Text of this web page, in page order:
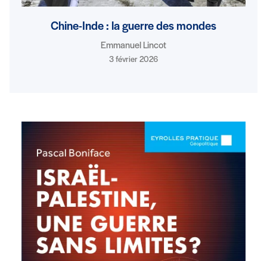
Chine-Inde : la guerre des mondes
Emmanuel Lincot
3 février 2026